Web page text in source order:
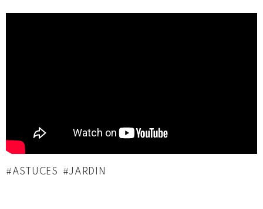
ASTUCES JARDIN